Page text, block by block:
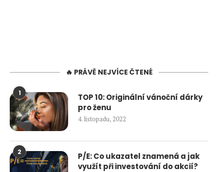
🔥 PRÁVĚ NEJVÍCE ČTENÉ
1
TOP 10: Originální vánoční dárky
pro ženu
4. listopadu, 2022
2
P/E: Co ukazatel znamená a jak
využít při investování do akcií?